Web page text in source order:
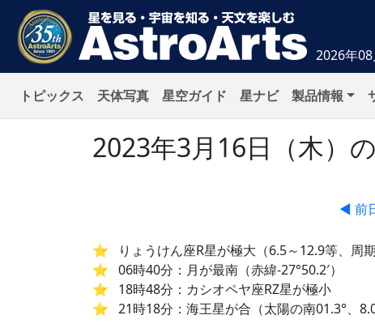
2026年
トピックス 天体写真 星空ガイド 星ナビ 製品情報
2023年3月16日（木）
◀ 前
りょうけん座R星が極大（6.5～12.9等、周期
06時40分：月が最南（赤緯-27°50.2′）
18時48分：カシオペヤ座RZ星が極小
21時18分：海王星が合（太陽の南01.3°、